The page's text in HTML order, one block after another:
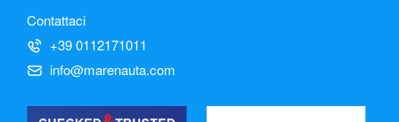
Contattaci
+39 0112171011
info@marenauta.com